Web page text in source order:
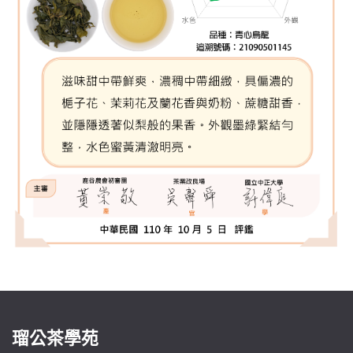
瑠公茶學苑